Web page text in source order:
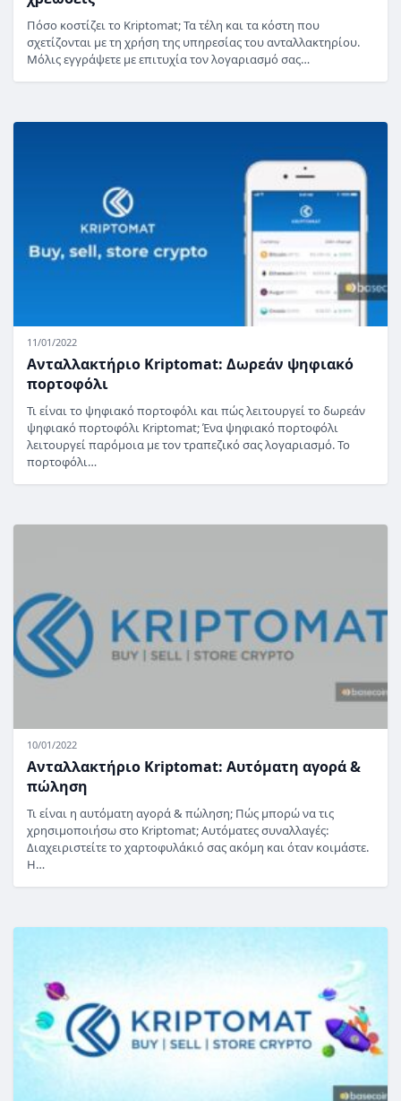
Πόσο κοστίζει το Kriptomat; Τα τέλη και τα κόστη που
σχετίζονται με τη χρήση της υπηρεσίας του ανταλλακτηρίου.
Μόλις εγγράψετε με επιτυχία τον λογαριασμό σας…
11/01/2022
Ανταλλακτήριο Kriptomat: Δωρεάν ψηφιακό
πορτοφόλι
Τι είναι το ψηφιακό πορτοφόλι και πώς λειτουργεί το δωρεάν
ψηφιακό πορτοφόλι Kriptomat; Ένα ψηφιακό πορτοφόλι
λειτουργεί παρόμοια με τον τραπεζικό σας λογαριασμό. Το
πορτοφόλι…
10/01/2022
Ανταλλακτήριο Kriptomat: Αυτόματη αγορά &
πώληση
Τι είναι η αυτόματη αγορά & πώληση; Πώς μπορώ να τις
χρησιμοποιήσω στο Kriptomat; Αυτόματες συναλλαγές:
Διαχειριστείτε το χαρτοφυλάκιό σας ακόμη και όταν κοιμάστε.
Η…